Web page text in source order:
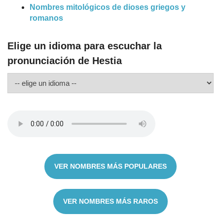
Nombres mitológicos de dioses griegos y
romanos
Elige un idioma para escuchar la
pronunciación de Hestia
VER NOMBRES MÁS POPULARES
VER NOMBRES MÁS RAROS